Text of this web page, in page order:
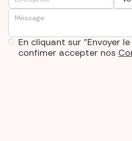
En cliquant sur "Envoyer
confimer accepter nos